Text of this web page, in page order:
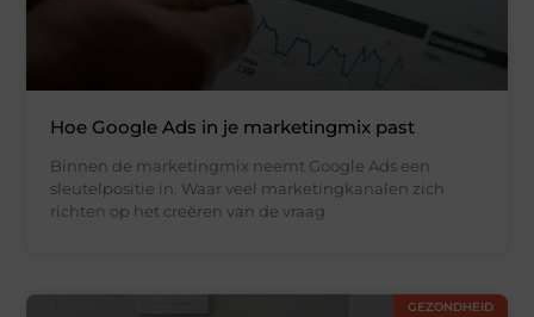
Hoe Google Ads in je marketingmix past
Binnen de marketingmix neemt Google Ads een
sleutelpositie in. Waar veel marketingkanalen zich
richten op het creëren van de vraag
GEZONDHEID